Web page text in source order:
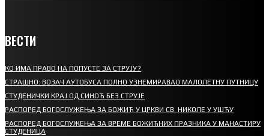
ВЕСТИ
КО ИМА ПРАВО НА ПОПУСТЕ ЗА СТРУЈУ?
СТРАШНО: ВОЗАЧ АУТОБУСА ПОЛНО УЗНЕМИРАВАО МАЛОЛЕТНУ ПУТНИЦУ
СТУДЕНИЧКИ КРАЈ ОД СИНОЋ БЕЗ СТРУЈЕ
РАСПОРЕД БОГОСЛУЖЕЊА ЗА БОЖИЋ У ЦРКВИ СВ. НИКОЛЕ У УШЋУ
РАСПОРЕД БОГОСЛУЖЕЊА ЗА ВРЕМЕ БОЖИЋНИХ ПРАЗНИКА У МАНАСТИРУ
СТУДЕНИЦА